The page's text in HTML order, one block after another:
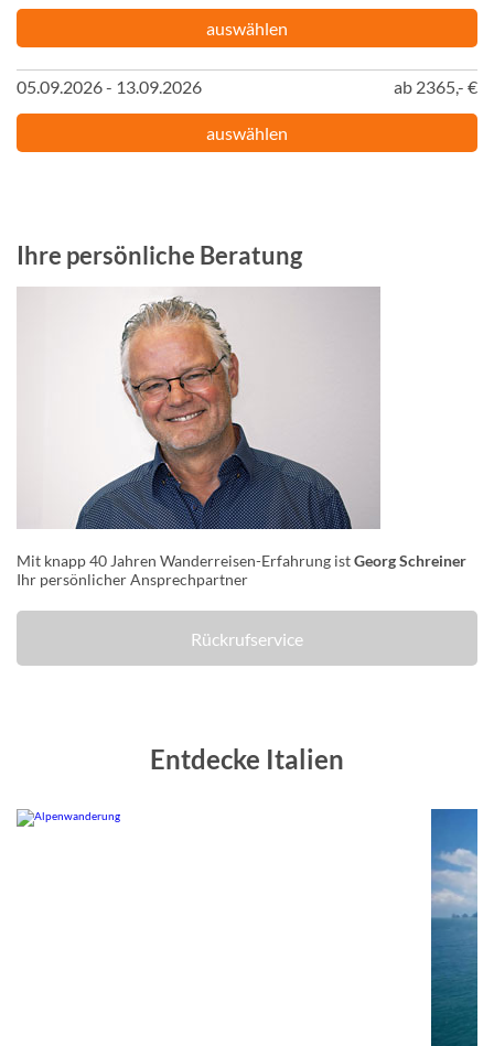
auswählen
05.09.2026 - 13.09.2026 ab 2365,- €
auswählen
Ihre persönliche Beratung
Mit knapp 40 Jahren Wanderreisen-Erfahrung istGeorg Schreiner
Ihr persönlicher Ansprechpartner
Rückrufservice
Entdecke Italien